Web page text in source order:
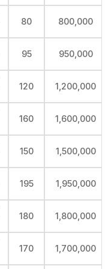
80 800,000
95 950,000
120 1,200,000
160 1,600,000
150 1,500,000
195 1,950,000
180 1,800,000
170 1,700,000